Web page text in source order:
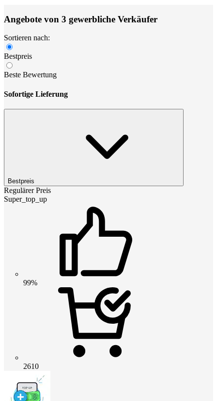
Angebote von 3 gewerbliche Verkäufer
Sortieren nach:
Bestpreis
Beste Bewertung
Sofortige Lieferung
Bestpreis
Regulärer Preis
Super_top_up
99%
2610